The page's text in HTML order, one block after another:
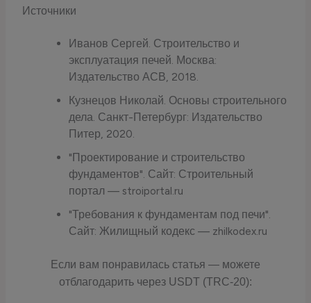
Источники
Иванов Сергей. Строительство и
эксплуатация печей. Москва:
Издательство АСВ, 2018.
Кузнецов Николай. Основы строительного
дела. Санкт-Петербург: Издательство
Питер, 2020.
"Проектирование и строительство
фундаментов". Сайт: Строительный
портал — stroiportal.ru
"Требования к фундаментам под печи".
Сайт: Жилищный кодекс — zhilkodex.ru
Если вам понравилась статья — можете
отблагодарить через USDT (TRC-20):